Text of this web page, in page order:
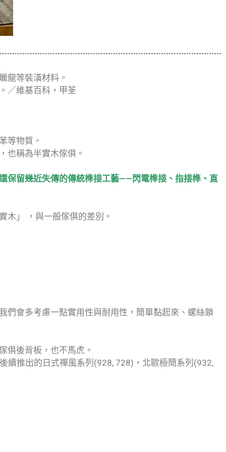
龍等裝潢材料。
／維基百科，甲荃
等物質。
也稱為半實木傢俱。
保留幾近失傳的傳統榫接工藝——閃電榫接、指接榫、直
木」 ，與一般傢俱的差別。
們會多考慮一點實用性與耐用性，簡單黏起來、螺絲鎖
俱後背板，也不馬虎。
續推出的日式禪風系列(928, 728)，北歐極簡系列(932,